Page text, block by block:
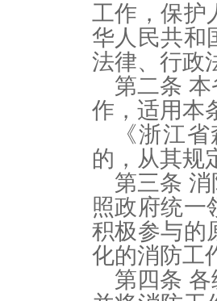
工作，保护
华人民共和
法律、行政
第二条
作，适用本
《浙江
的，从其规
第三条
照政府统一
积极参与的
化的消防工
第四条